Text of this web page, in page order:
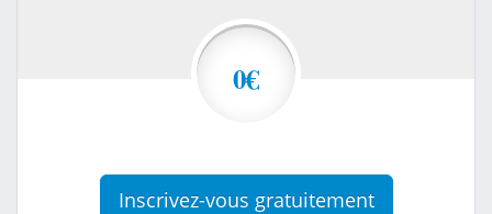
0€
Inscrivez-vous gratuitement